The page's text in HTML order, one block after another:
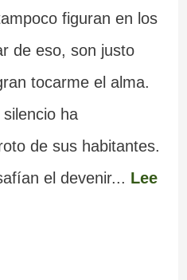
figuran en los
de eso, son justo
tocarme el alma.
ha
de sus habitantes.
el devenir... Lee